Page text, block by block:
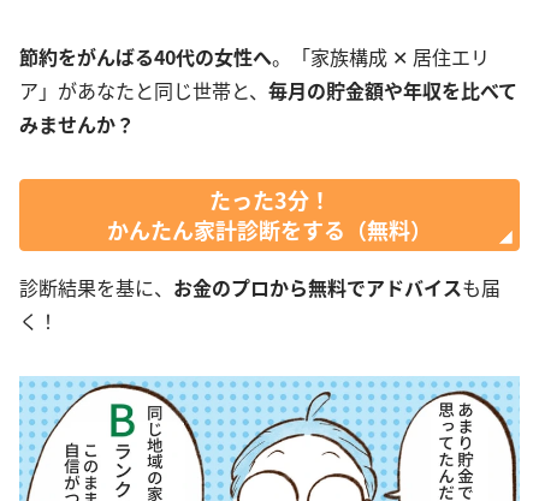
節約をがんばる40代の女性へ。「家族構成 ✕ 居住エリ
ア」があなたと同じ世帯と、 毎月の貯金額や年収を比べて
みませんか？
たった3分！
かんたん家計診断をする（無料）
診断結果を基に、 お金のプロから無料でアドバイスも届
く！